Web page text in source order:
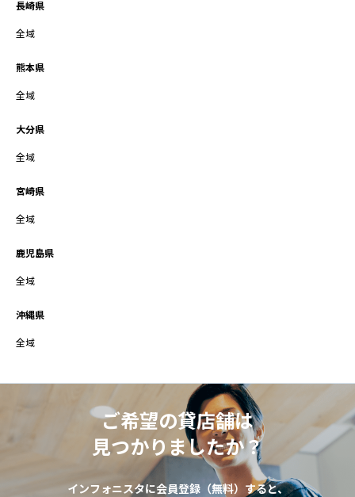
長崎県
全域
熊本県
全域
大分県
全域
宮崎県
全域
鹿児島県
全域
沖縄県
全域
ご希望の貸店舗は
見つかりましたか？
インフォニスタに会員登録（無料）すると、